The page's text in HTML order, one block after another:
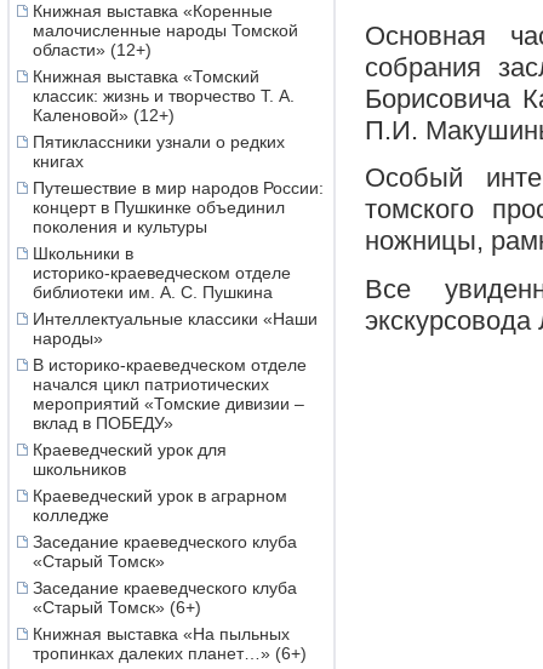
Книжная выставка «Коренные
малочисленные народы Томской
области» (12+)
Книжная выставка «Томский
классик: жизнь и творчество Т. А.
Каленовой» (12+)
Пятиклассники узнали о редких
книгах
Путешествие в мир народов России:
концерт в Пушкинке объединил
поколения и культуры
Школьники в
историко‑краеведческом отделе
библиотеки им. А. С. Пушкина
Интеллектуальные классики «Наши
народы»
В историко-краеведческом отделе
начался цикл патриотических
мероприятий «Томские дивизии –
вклад в ПОБЕДУ»
Краеведческий урок для
школьников
Краеведческий урок в аграрном
колледже
Заседание краеведческого клуба
«Старый Томск»
Заседание краеведческого клуба
«Старый Томск» (6+)
Книжная выставка «На пыльных
тропинках далеких планет…» (6+)
Основная
собрания
Борисовича
П.И.
Особый
томского
ножницы,
Все